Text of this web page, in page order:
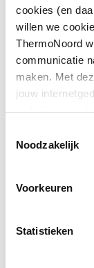
cookies (en
willen we
ThermoNoord
communicatie
maken. Met
jouw
website en
communicatie
Noodzakelijk
Voorkeuren
Statistieken
Glas-/
Hoogte
Kleur profiel